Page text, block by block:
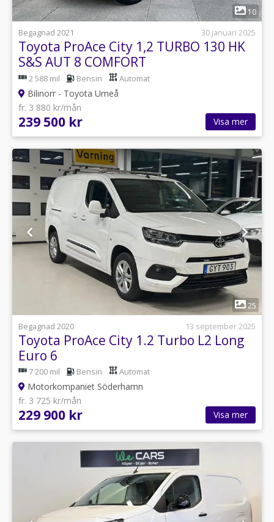
1
10
Begagnad 2021
30 januari 2025
Toyota ProAce City 1,2 TURBO 130 HK
S&S AUT 8 COMFORT
2 588 mil Bensin Automat
Bilinorr - Toyota Umeå
fr. 3 880 kr/mån
239 500 kr Visa mer
1
25
Begagnad 2020
13 september 2025
Toyota ProAce City 1.2 Turbo L2 Long
Euro 6
7 200 mil Bensin Automat
Motorkompaniet Söderhamn
fr. 3 725 kr/mån
229 900 kr Visa mer